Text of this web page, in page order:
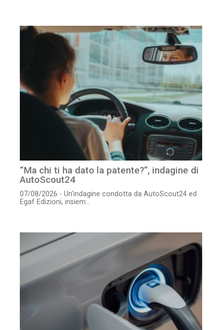
“Ma chi ti ha dato la patente?”, indagine di
AutoScout24
07/08/2026 - Un'indagine condotta da AutoScout24 ed
Egaf Edizioni, insiem...